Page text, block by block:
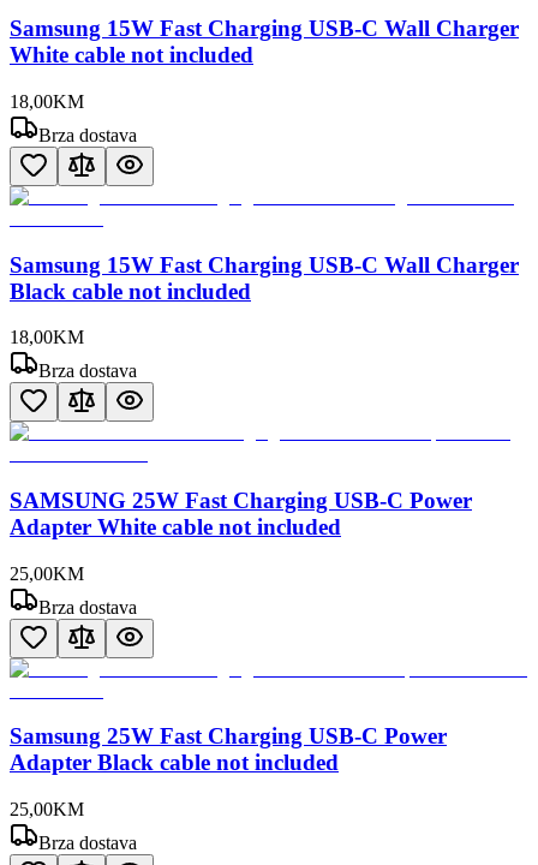
Samsung 15W Fast Charging USB-C Wall Charger
White cable not included
18,00KM
Brza dostava
Samsung 15W Fast Charging USB-C Wall Charger
Black cable not included
18,00KM
Brza dostava
SAMSUNG 25W Fast Charging USB-C Power
Adapter White cable not included
25,00KM
Brza dostava
Samsung 25W Fast Charging USB-C Power
Adapter Black cable not included
25,00KM
Brza dostava